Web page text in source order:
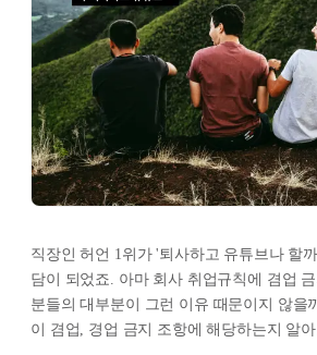
직장인 허언 1위가 '퇴사하고 유튜브나 할
담이 되었죠. 아마 회사 취업규칙에 겸업
분들의 대부분이 그런 이유 때문이지 않을
이 겸업, 경업 금지 조항에 해당하는지 알